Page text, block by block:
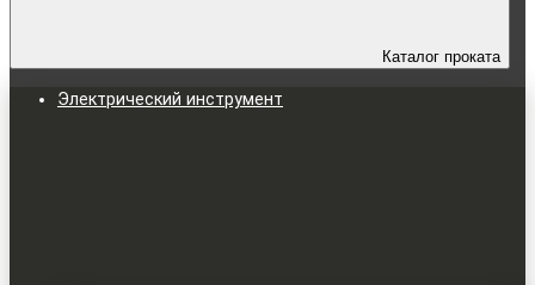
Каталог проката
Электрический инструмент